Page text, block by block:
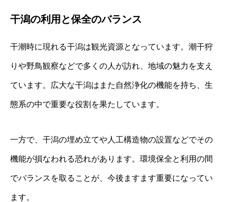
干潟の利用と保全のバランス
干潮時に現れる干潟は観光資源となっています。潮干狩
りや野鳥観察などで多くの人が訪れ、地域の魅力を支え
ています。広大な干潟はまた自然浄化の機能を持ち、生
態系の中で重要な役割を果たしています。
一方で、干潟の埋め立てや人工構造物の設置などでその
機能が損なわれる恐れがあります。環境保全と利用の間
でバランスを取ることが、今後ますます重要になってい
ます。